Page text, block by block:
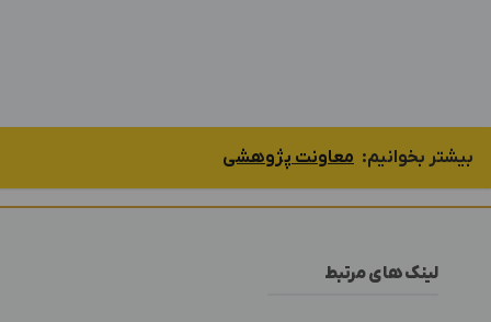
بیشتر بخوانیم: معاونت پژوهشی
لینک های مرتبط